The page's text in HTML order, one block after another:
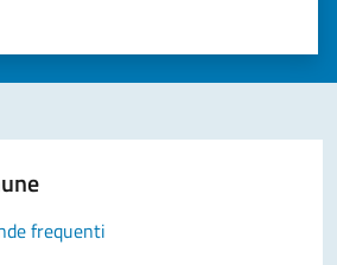
informazioni (da 1 a 5 stelle)
di stelle per valutare la chiarezza delle
5 stelle su 5
stelle su 5
su 5
5
frequenti